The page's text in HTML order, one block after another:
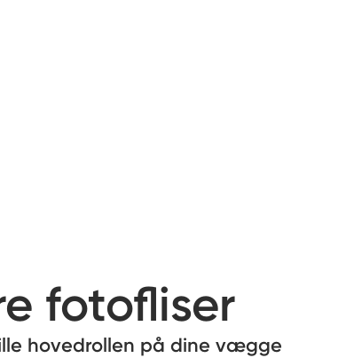
fotofliser
hovedrollen på dine vægge